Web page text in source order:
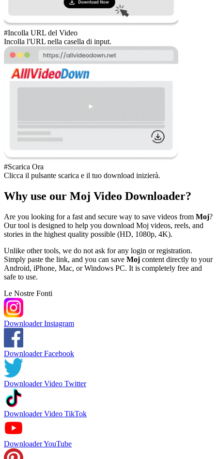
#Incolla URL del Video
Incolla l'URL nella casella di input.
#Scarica Ora
Clicca il pulsante scarica e il tuo download inizierà.
Why use our Moj Video Downloader?
Are you looking for a fast and secure way to save videos from Moj?
Our tool is designed to help you download Moj videos, reels, and
stories in the highest quality possible (HD, 1080p, 4K).
Unlike other tools, we do not ask for any login or registration.
Simply paste the link, and you can save Moj content directly to your
Android, iPhone, Mac, or Windows PC. It is completely free and
safe to use.
Le Nostre Fonti
Downloader Instagram
Downloader Facebook
Downloader Video Twitter
Downloader Video TikTok
Downloader YouTube